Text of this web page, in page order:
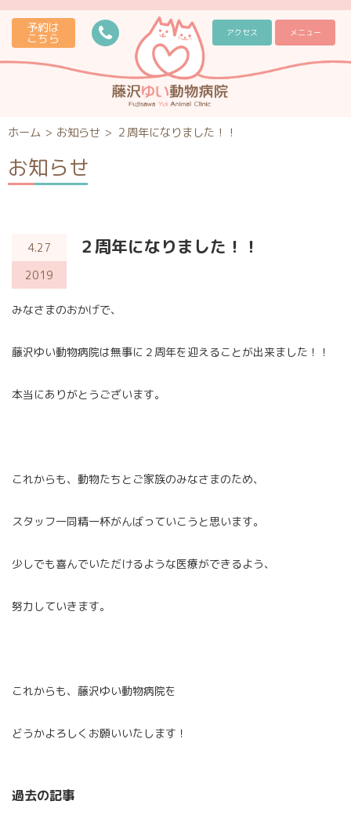
予約は
こちら アクセス メニュー
ホーム > お知らせ > ２周年になりました！！
お知らせ
4.27
2019
２周年になりました！！
みなさまのおかげで、
藤沢ゆい動物病院は無事に２周年を迎えることが出来ました！！
本当にありがとうございます。
これからも、動物たちとご家族のみなさまのため、
スタッフ一同精一杯がんばっていこうと思います。
少しでも喜んでいただけるような医療ができるよう、
努力していきます。
これからも、藤沢ゆい動物病院を
どうかよろしくお願いいたします！
過去の記事